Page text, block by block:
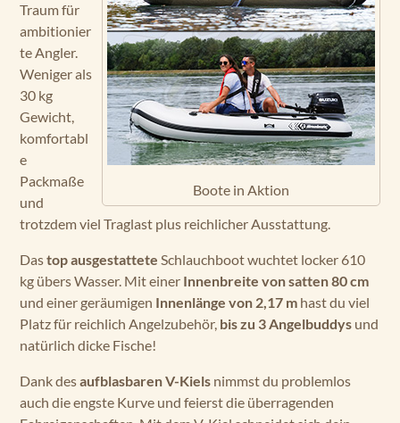
Boote in Aktion
Traum für
ambitionier
te Angler.
Weniger als
30 kg
Gewicht,
komfortabl
e
Packmaße
und
trotzdem viel Traglast plus reichlicher Ausstattung.
Dastop ausgestattete Schlauchboot wuchtet locker 610
kg übers Wasser. Mit einer Innenbreite von satten 80 cm
und einer geräumigen Innenlänge von 2,17 m hast du viel
Platz für reichlich Angelzubehör, bis zu 3 Angelbuddys und
natürlich dicke Fische!
Dank desaufblasbaren V-Kiels nimmst du problemlos
auch die engste Kurve und feierst die überragenden